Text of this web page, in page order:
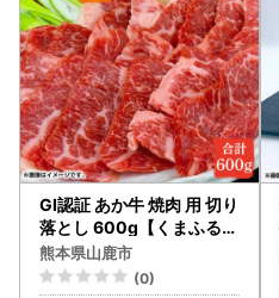
GI認証 あか牛 焼肉 用 切り
落とし 600g【くまふる】
[ZDX036]
熊本県山鹿市
(0)